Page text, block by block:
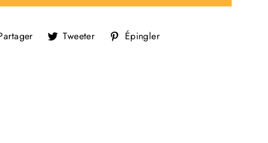
Partager
sur
Tweeter Tweeter
sur
Épingler